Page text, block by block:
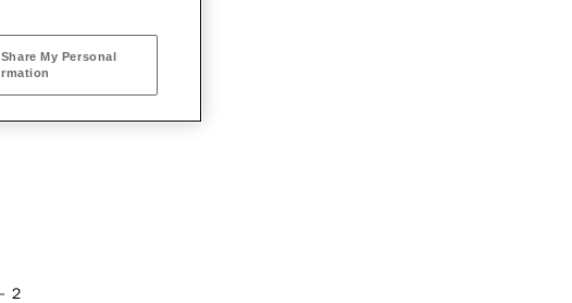
２
My Personal